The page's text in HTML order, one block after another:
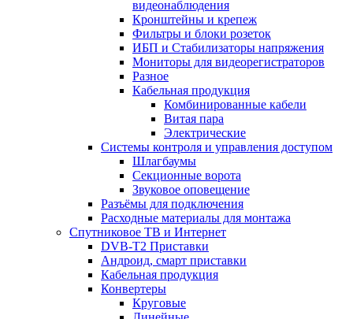
видеонаблюдения
Кронштейны и крепеж
Фильтры и блоки розеток
ИБП и Стабилизаторы напряжения
Мониторы для видеорегистраторов
Разное
Кабельная продукция
Комбинированные кабели
Витая пара
Электрические
Системы контроля и управления доступом
Шлагбаумы
Секционные ворота
Звуковое оповещение
Разъёмы для подключения
Расходные материалы для монтажа
Спутниковое ТВ и Интернет
DVB-Т2 Приставки
Андроид, смарт приставки
Кабельная продукция
Конвертеры
Круговые